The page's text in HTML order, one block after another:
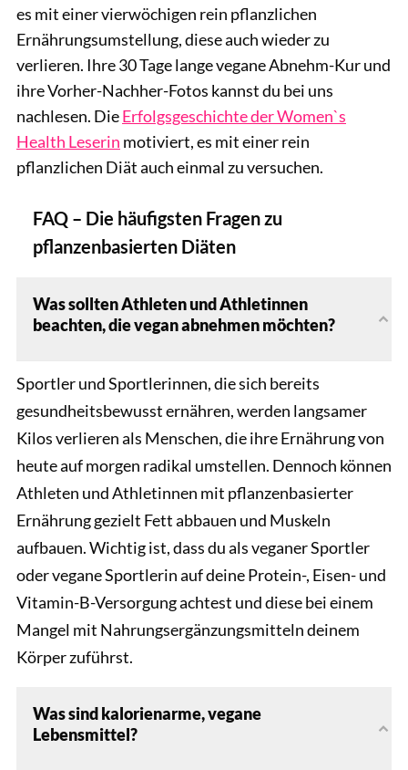
es mit einer vierwöchigen rein pflanzlichen
Ernährungsumstellung, diese auch wieder zu
verlieren. Ihre 30 Tage lange vegane Abnehm-Kur und
ihre Vorher-Nachher-Fotos kannst du bei uns
nachlesen. DieErfolgsgeschichte der Women`s
Health Leserin motiviert, es mit einer rein
pflanzlichen Diät auch einmal zu versuchen.
FAQ – Die häufigsten Fragen zu
pflanzenbasierten Diäten
Was sollten Athleten und Athletinnen
beachten, die vegan abnehmen möchten?
Sportler und Sportlerinnen, die sich bereits
gesundheitsbewusst ernähren, werden langsamer
Kilos verlieren als Menschen, die ihre Ernährung von
heute auf morgen radikal umstellen. Dennoch können
Athleten und Athletinnen mit pflanzenbasierter
Ernährung gezielt Fett abbauen und Muskeln
aufbauen. Wichtig ist, dass du als veganer Sportler
oder vegane Sportlerin auf deine Protein-, Eisen- und
Vitamin-B-Versorgung achtest und diese bei einem
Mangel mit Nahrungsergänzungsmitteln deinem
Körper zuführst.
Was sind kalorienarme, vegane
Lebensmittel?